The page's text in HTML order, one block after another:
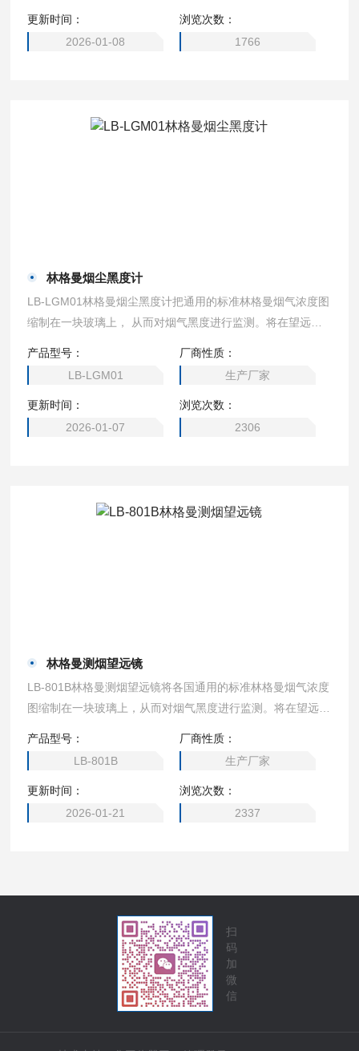
更新时间：
2026-01-08
浏览次数：
1766
林格曼烟尘黑度计
LB-LGM01林格曼烟尘黑度计把通用的标准林格曼烟气浓度图
缩制在一块玻璃上， 从而对烟气黑度进行监测。将在望远镜
图直接作对比，即可确定烟气的黑度等级。它使烟气黑度的测
试变得快速、简便，使监测工作的准确度 获得提高。因此该
仪器可广泛应用于各地的环境保护部门和各工矿企业的烟气黑
度测定工作。
产品型号：
LB-LGM01
厂商性质：
生产厂家
更新时间：
2026-01-07
浏览次数：
2306
林格曼测烟望远镜
LB-801B林格曼测烟望远镜将各国通用的标准林格曼烟气浓度
图缩制在一块玻璃上，从而对烟气黑度进行监测。将在望远镜
直接作对比，确定烟气的黑度等级。由于体积小巧，携带方
便，使烟气黑度的测试变得快速、简便，使监测工作的准确度
得到提高。
产品型号：
LB-801B
厂商性质：
生产厂家
更新时间：
2026-01-21
浏览次数：
2337
扫
码
加
微
信